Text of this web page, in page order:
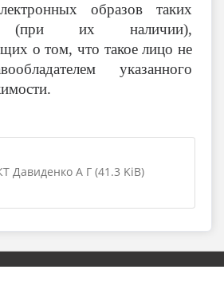
образов таких
(при их наличии),
о том, что такое лицо не
указанного
Давиденко А Г (41.3 KiB)